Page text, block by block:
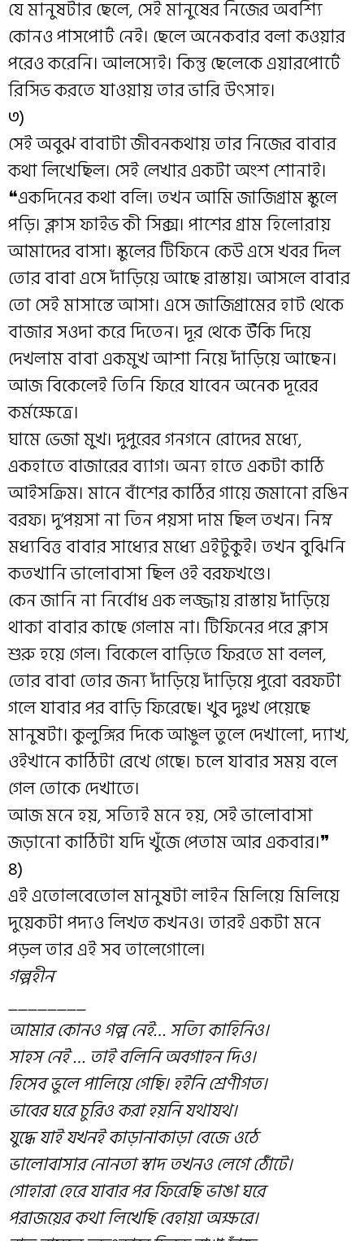
যে মানুষটার ছেলে, সেই মানুষের নিজের অবশ্যি
কোনও পাসপোর্ট নেই। ছেলে অনেকবার বলা কওয়ার
পরেও করেনি। আলস্যেই। কিন্তু ছেলেকে এয়ারপোর্টে
রিসিভ করতে যাওয়ায় তার ভারি উৎসাহ।
৩)
সেই অবুঝ বাবাটা জীবনকথায় তার নিজের বাবার
কথা লিখেছিল। সেই লেখার একটা অংশ শোনাই।
❝একদিনের কথা বলি। তখন আমি জাজিগ্রাম স্কুলে
পড়ি। ক্লাস ফাইভ কী সিক্স। পাশের গ্রাম হিলোরায়
আমাদের বাসা। স্কুলের টিফিনে কেউ এসে খবর দিল
তোর বাবা এসে দাঁড়িয়ে আছে রাস্তায়। আসলে বাবার
তো সেই মাসান্তে আসা। এসে জাজিগ্রামের হাট থেকে
বাজার সওদা করে দিতেন। দূর থেকে উঁকি দিয়ে
দেখলাম বাবা একমুখ আশা নিয়ে দাঁড়িয়ে আছেন।
আজ বিকেলেই তিনি ফিরে যাবেন অনেক দূরের
কর্মক্ষেত্রে।
ঘামে ভেজা মুখ। দুপুরের গনগনে রোদের মধ্যে,
একহাতে বাজারের ব্যাগ। অন্য হাতে একটা কাঠি
আইসক্রিম। মানে বাঁশের কাঠির গায়ে জমানো রঙিন
বরফ। দু’পয়সা না তিন পয়সা দাম ছিল তখন। নিম্ন
মধ্যবিত্ত বাবার সাধ্যের মধ্যে এইটুকুই। তখন বুঝিনি
কতখানি ভালোবাসা ছিল ওই বরফখণ্ডে।
কেন জানি না নির্বোধ এক লজ্জায় রাস্তায় দাঁড়িয়ে
থাকা বাবার কাছে গেলাম না। টিফিনের পরে ক্লাস
শুরু হয়ে গেল। বিকেলে বাড়িতে ফিরতে মা বলল,
তোর বাবা তোর জন্য দাঁড়িয়ে দাঁড়িয়ে পুরো বরফটা
গলে যাবার পর বাড়ি ফিরেছে। খুব দুঃখ পেয়েছে
মানুষটা। কুলুঙ্গির দিকে আঙুল তুলে দেখালো, দ্যাখ,
ওইখানে কাঠিটা রেখে গেছে। চলে যাবার সময় বলে
গেল তোকে দেখাতে।
আজ মনে হয়, সত্যিই মনে হয়, সেই ভালোবাসা
জড়ানো কাঠিটা যদি খুঁজে পেতাম আর একবার।❞
৪)
এই এতোলবেতোল মানুষটা লাইন মিলিয়ে মিলিয়ে
দুয়েকটা পদ্যও লিখত কখনও। তারই একটা মনে
পড়ল তার এই সব তালেগোলে।
গল্পহীন
________
আমার কোনও গল্প নেই… সত্যি কাহিনিও।
সাহস নেই … তাই বলিনি অবগাহন দিও।
হিসেব ভুলে পালিয়ে গেছি। হইনি শ্রেণীগত।
ভাবের ঘরে চুরিও করা হয়নি যথাযথ।
যুদ্ধে যাই যখনই কাড়ানাকাড়া বেজে ওঠে
ভালোবাসার নোনতা স্বাদ তখনও লেগে ঠোঁটে।
গোহারা হেরে যাবার পর ফিরেছি ভাঙা ঘরে
পরাজয়ের কথা লিখেছি বেহায়া অক্ষরে।